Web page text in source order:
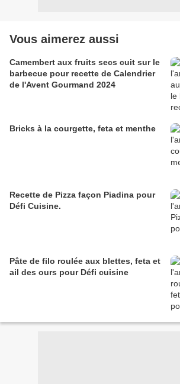
Vous aimerez aussi
Camembert aux fruits secs cuit sur le
barbecue pour recette de Calendrier
de l'Avent Gourmand 2024
Bricks à la courgette, feta et menthe
Recette de Pizza façon Piadina pour
Défi Cuisine.
Pâte de filo roulée aux blettes, feta et
ail des ours pour Défi cuisine